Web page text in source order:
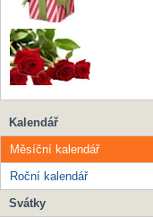
Kalendář
Měsíční kalendář
Roční kalendář
Svátky